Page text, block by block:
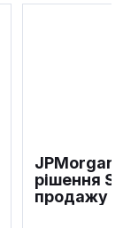
JPMorgan
рішення
продажу